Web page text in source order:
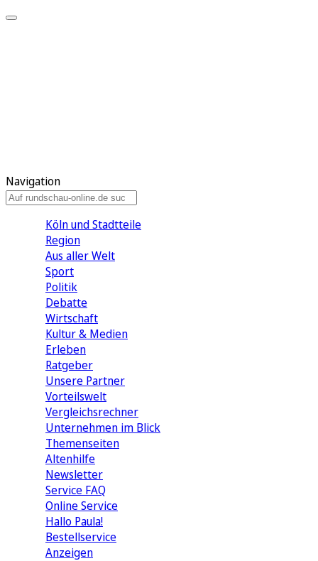
Navigation
Köln und Stadtteile
Region
Aus aller Welt
Sport
Politik
Debatte
Wirtschaft
Kultur & Medien
Erleben
Ratgeber
Unsere Partner
Vorteilswelt
Vergleichsrechner
Unternehmen im Blick
Themenseiten
Altenhilfe
Newsletter
Service FAQ
Online Service
Hallo Paula!
Bestellservice
Anzeigen